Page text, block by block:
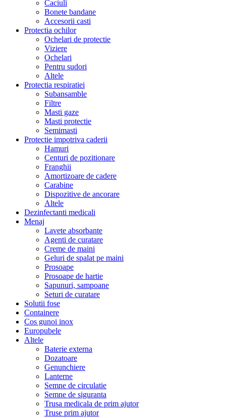
Caciuli
Bonete bandane
Accesorii casti
Protectia ochilor
Ochelari de protectie
Viziere
Ochelari
Pentru sudori
Altele
Protectia respiratiei
Subansamble
Filtre
Masti gaze
Masti protectie
Semimasti
Protectie impotriva caderii
Hamuri
Centuri de pozitionare
Franghii
Amortizoare de cadere
Carabine
Dispozitive de ancorare
Altele
Dezinfectanti medicali
Menaj
Lavete absorbante
Agenti de curatare
Creme de maini
Geluri de spalat pe maini
Prosoape
Prosoape de hartie
Sapunuri, sampoane
Seturi de curatare
Solutii fose
Containere
Cos gunoi inox
Europubele
Altele
Baterie externa
Dozatoare
Genunchiere
Lanterne
Semne de circulatie
Semne de siguranta
Trusa medicala de prim ajutor
Truse prim ajutor